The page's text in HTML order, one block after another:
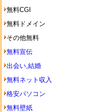
無料CGI
無料ドメイン
その他無料
無料宣伝
出会い,結婚
無料ネット収入
格安パソコン
無料壁紙